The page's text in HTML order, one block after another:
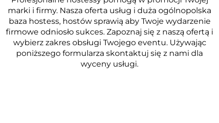
marki i firmy. Nasza oferta usług i duża ogólnopolska
baza hostess, hostów sprawią aby Twoje wydarzenie
firmowe odniosło sukces. Zapoznaj się z naszą ofertą i
wybierz zakres obsługi Twojego eventu. Używając
poniższego formularza skontaktuj się z nami dla
wyceny usługi.